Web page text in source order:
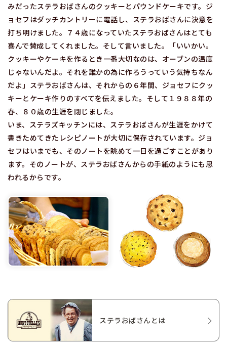
みだったステラおばさんのクッキーとパウンドケーキです。ジ
ョセフはダッチカントリーに電話し、ステラおばさんに決意を
打ち明けました。７４歳になっていたステラおばさんはとても
喜んで賛成してくれました。そして言いました。「いいかい。
クッキーやケーキを作るとき一番大切なのは、オーブンの温度
じゃないんだよ。それを誰かの為に作ろうっていう気持ちなん
だよ」ステラおばさんは、それからの６年間、ジョセフにクッ
キーとケーキ作りのすべてを伝えました。そして１９８８年の
春、８０歳の生涯を閉じました。
いま、ステラズキッチンには、ステラおばさんが生涯をかけて
書きためてきたレシピノートが大切に保存されています。ジョ
セフはいまでも、そのノートを眺めて一日を過ごすことがあり
ます。そのノートが、ステラおばさんからの手紙のようにも思
われるからです。
ステラおばさんとは